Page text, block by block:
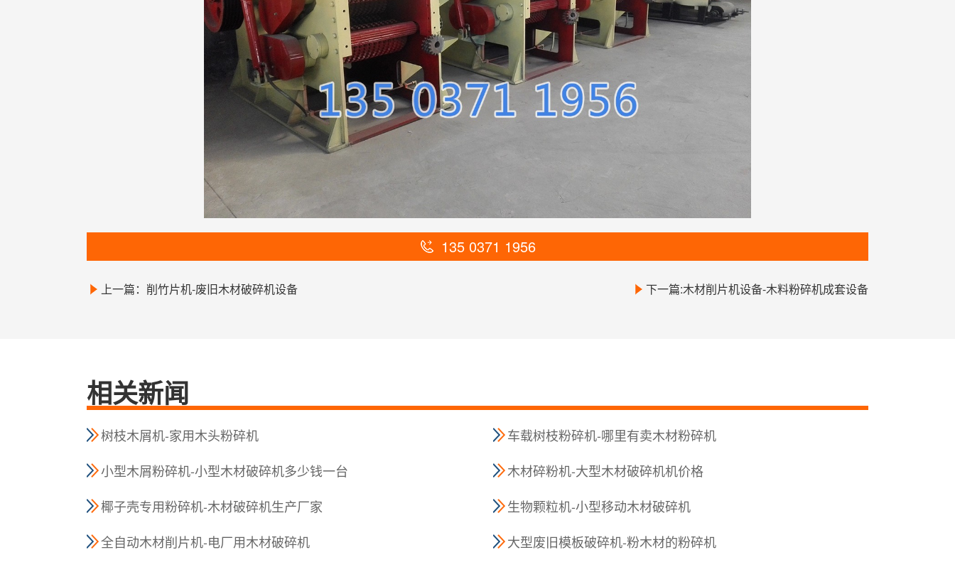
135 0371 1956
上一篇：削竹片机-废旧木材破碎机设备 下一篇:木材削片机设备-木料粉碎机成套设备
相关新闻
树枝木屑机-家用木头粉碎机
车载树枝粉碎机-哪里有卖木材粉碎机
小型木屑粉碎机-小型木材破碎机多少钱一台
木材碎粉机-大型木材破碎机机价格
椰子壳专用粉碎机-木材破碎机生产厂家
生物颗粒机-小型移动木材破碎机
全自动木材削片机-电厂用木材破碎机
大型废旧模板破碎机-粉木材的粉碎机